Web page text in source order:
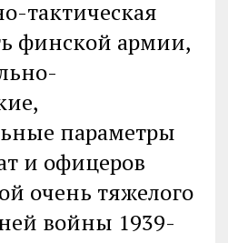
тактическая
финской армии,
параметры
и офицеров
очень тяжелого
войны 1939-